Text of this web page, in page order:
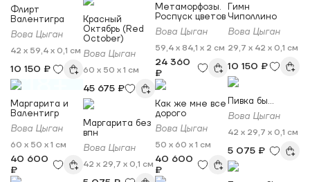
Флирт
Валентигра
Вова Цыган
42 x 59,4 x 0,1 см
10 150 ₽
18+
Маргарита и
Валентигр
Вова Цыган
60 x 50 x 1 см
40 600
₽
Красный
Октябрь (Red
October)
Вова Цыган
60 x 50 x 1 см
45 675 ₽
Маргарита без
впн
Вова Цыган
42 x 29,7 x 0,1 см
Метаморфозы.
Роспуск цветов
Вова Цыган
59,4 x 84,1 x 2 см
24 360
₽
Как же мне все
дорого
Вова Цыган
50 x 60 x 1 см
40 600
₽
Гимн
Чиполлино
Вова Цыган
29,7 x 42 x 0,1 см
10 150 ₽
Пивка бы...
Вова Цыган
42 x 29,7 x 0,1 см
5 075 ₽